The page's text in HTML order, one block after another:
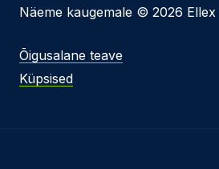
Näeme kaugemale © 2026 Ellex
Õigusalane teave
Küpsised